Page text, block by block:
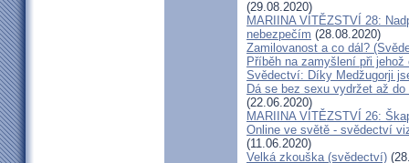
(29.08.2020)
MARIINA VÍTĚZSTVÍ 28:
nebezpečím (28.08.2020)
Zamilovanost a co dál?
Příběh na zamyšlení při
Svědectví: Díky Medžugorji
Dá se bez sexu vydržet až
(22.06.2020)
MARIINA VÍTĚZSTVÍ 26:
Online ve světě - svědectví
(11.06.2020)
Velká zkouška (svědectví)